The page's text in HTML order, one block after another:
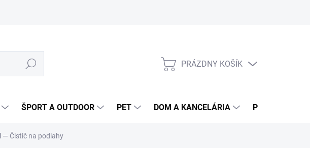
Hľadať
NÁKUPNÝ
PRÁZDNY KOŠÍK
ŠPORT A OUTDOOR PET DOM A KANCELÁRIA POTRAVINY
— Čistič na podlahy